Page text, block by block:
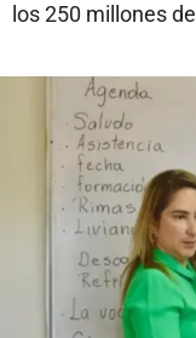
los 250 millones